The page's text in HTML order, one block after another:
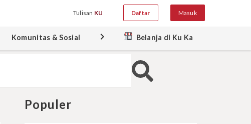
Tulisan KU Daftar Masuk
Komunitas & Sosial keyboard_arrow_right Belanja di Ku Ka
Populer